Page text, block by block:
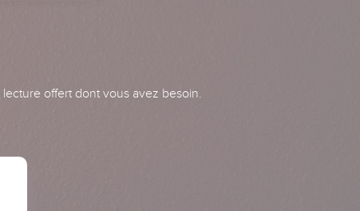
offert dont vous avez besoin.